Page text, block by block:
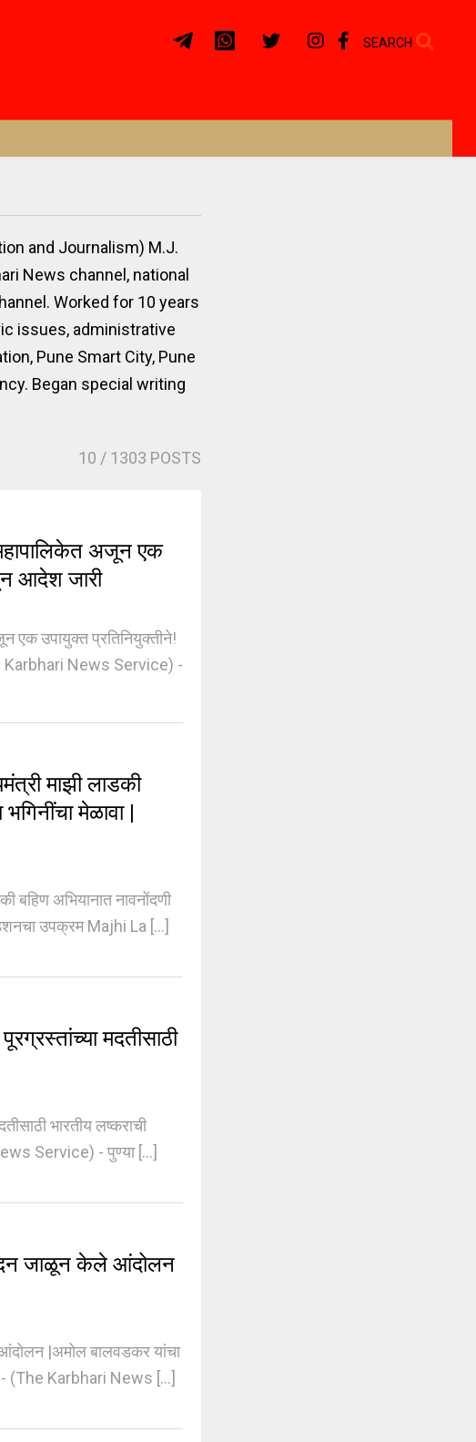
SEARCH
and Journalism) M.J.
News channel, national
Worked for 10 years
issues, administrative
Pune Smart City, Pune
Began special writing
10 / 1303 POSTS
अजून एक
आदेश जारी
उपायुक्त प्रतिनियुक्तीने!
Karbhari News Service) -
माझी लाडकी
मेळावा |
अभियानात नावनोंदणी
उपक्रम Majhi La [...]
मदतीसाठी
भारतीय लष्कराची
Service) - पुण्या [...]
जाळून केले आंदोलन
|अमोल बालवडकर यांचा
Karbhari News [...]